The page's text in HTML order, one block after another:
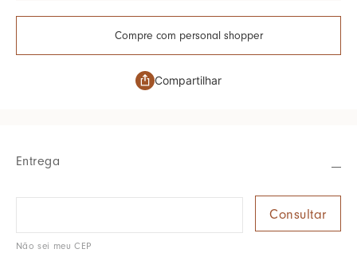
Compre com personal shopper
Compartilhar
Entrega
Não sei meu CEP